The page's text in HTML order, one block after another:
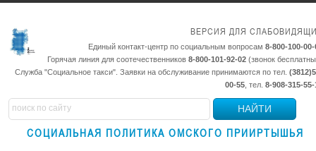
ВЕРСИЯ ДЛЯ
Единый контакт-центр по социальным вопросам 8-800-100-00-
Горячая линия для соотечественников 8-800-101-92-02 (звонок
Служба "Социальное такси". Заявки на обслуживание принимаются по тел.
00-55 , тел. 8-908-315-55-
НАЙТИ
СОЦИАЛЬНАЯ ПОЛИТИКА ОМСКОГО ПРИИРТЫШЬЯ